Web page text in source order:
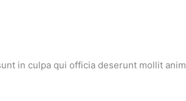
in culpa qui officia deserunt mollit anim